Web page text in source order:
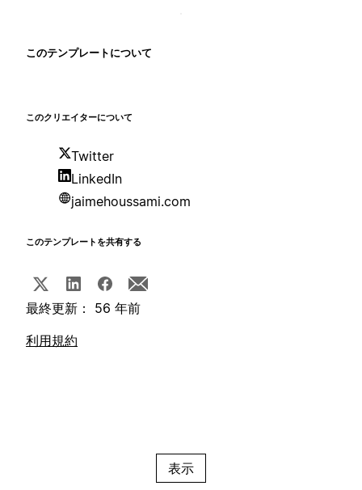
このテンプレートについて
このクリエイターについて
Twitter
LinkedIn
jaimehoussami.com
このテンプレートを共有する
最終更新： 56 年前
利用規約
表示